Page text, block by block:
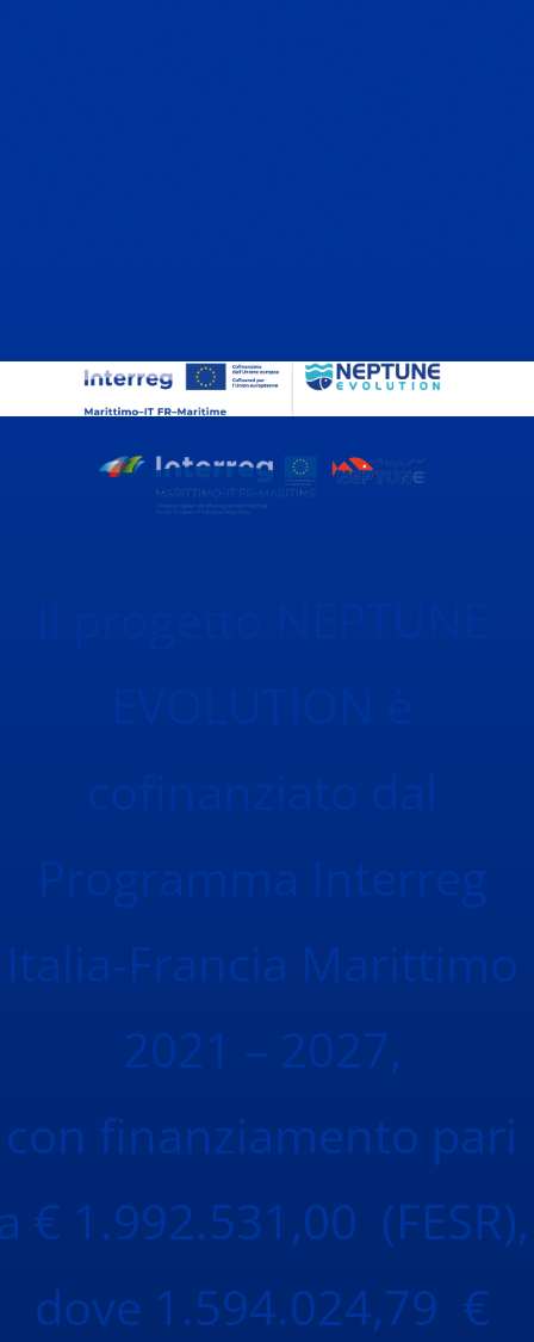
Programma Interreg
Italia-Francia Marittimo
2021 – 2027,
con finanziamento pari
€ 1.992.531,00 (FESR),
dove 1.594.024,79 €